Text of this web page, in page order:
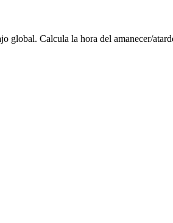
global. Calcula la hora del amanecer/